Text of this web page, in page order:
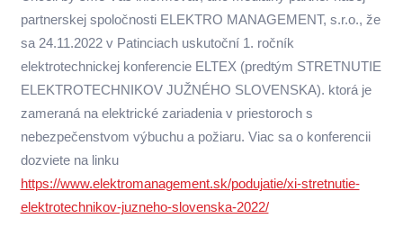
partnerskej spoločnosti ELEKTRO MANAGEMENT, s.r.o., že
sa 24.11.2022 v Patinciach uskutoční 1. ročník
elektrotechnickej konferencie ELTEX (predtým STRETNUTIE
ELEKTROTECHNIKOV JUŽNÉHO SLOVENSKA). ktorá je
zameraná na elektrické zariadenia v priestoroch s
nebezpečenstvom výbuchu a požiaru. Viac sa o konferencii
dozviete na linku
https://www.elektromanagement.sk/podujatie/xi-stretnutie-
elektrotechnikov-juzneho-slovenska-2022/